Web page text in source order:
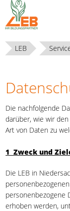
LEB
Die nachfolgende
darüber, wie wir
Art von Daten zu
1 Zweck und
Die LEB in
personenbezogene
erhoben werden,